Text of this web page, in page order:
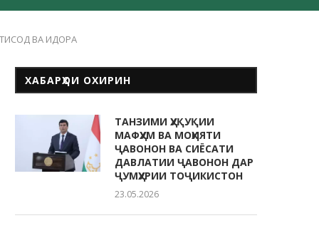
ВА ИДОРА
ХАБАРҲОИ ОХИРИН
ТАНЗИМИ ҲУҚУҚИИ
МАФҲУМ ВА МОҲИЯТИ
ҶАВОНОН ВА СИЁСАТИ
ДАВЛАТИИ ҶАВОНОН ДАР
ҶУМҲУРИИ ТОҶИКИСТОН
23.05.2026